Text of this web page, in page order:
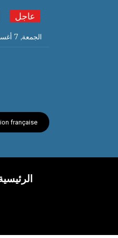
عاجل
الجمعة, 7 أغسطس, 2026
française